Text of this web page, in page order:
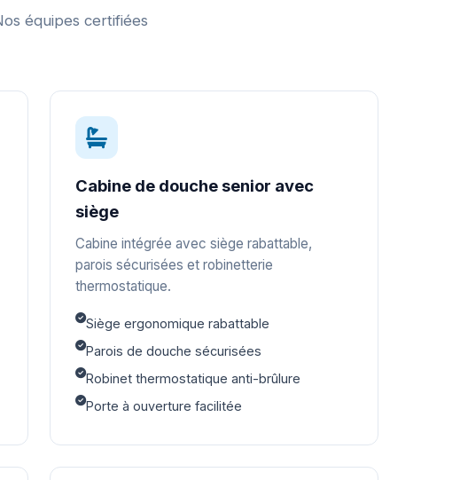
équipes certifiées
Cabine de douche senior avec
siège
Cabine intégrée avec siège rabattable,
parois sécurisées et robinetterie
thermostatique.
Siège ergonomique rabattable
Parois de douche sécurisées
Robinet thermostatique anti-brûlure
Porte à ouverture facilitée